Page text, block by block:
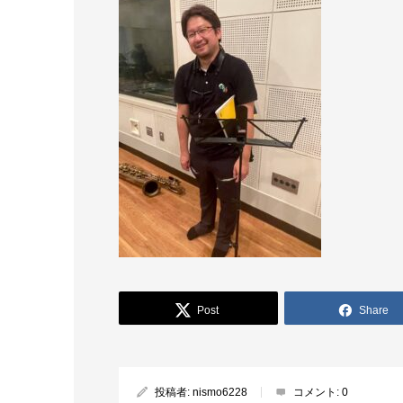
Post Share
投稿者: nismo6228 コメント: 0